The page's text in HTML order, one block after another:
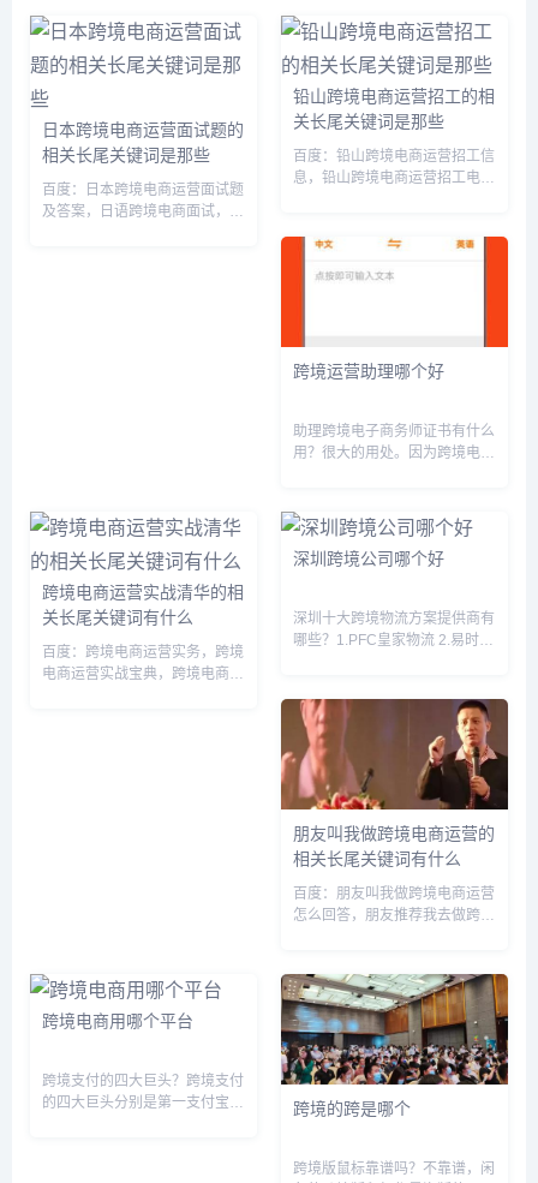
日本跨境电商运营面试题的
相关长尾关键词是那些
百度：日本跨境电商运营面试题
及答案，日语跨境电商面试，做
铅山跨境电商运营招工的相
关长尾关键词是那些
百度：铅山跨境电商运营招工信
息，铅山跨境电商运营招工电
山电商产业园有多少服装厂，
任医师简介，增值税缴纳逾期，
跨境运营助理哪个好
助理跨境电子商务师证书有什么
用？很大的用处。因为跨境电商
电商运营和管理相关知识和技
能。这个证书可以证明持有人的
专业能力和水平，是进入跨境电
跨境电商运营实战清华的相
关长尾关键词有什么
百度：跨境电商运营实务，跨境
电商运营实战宝典，跨境电商运
深圳跨境公司哪个好
深圳十大跨境物流方案提供商有
哪些？1.PFC皇家物流 2.易时联
流 6.海格物流 7.博纳移动物流
8.亿通国际在线 9.锦程物流 1...
朋友叫我做跨境电商运营的
相关长尾关键词有什么
百度：朋友叫我做跨境电商运营
怎么回答，朋友推荐我去做跨境
商可靠吗，跨境电商运营是自己
干好还是去当助理好，有做跨境
电商的小伙伴，跨境电商运营做
好了...
跨境电商用哪个平台
跨境支付的四大巨头？跨境支付
的四大巨头分别是第一支付宝，
跨境的跨是哪个
跨境版鼠标靠谱吗？不靠谱，闲